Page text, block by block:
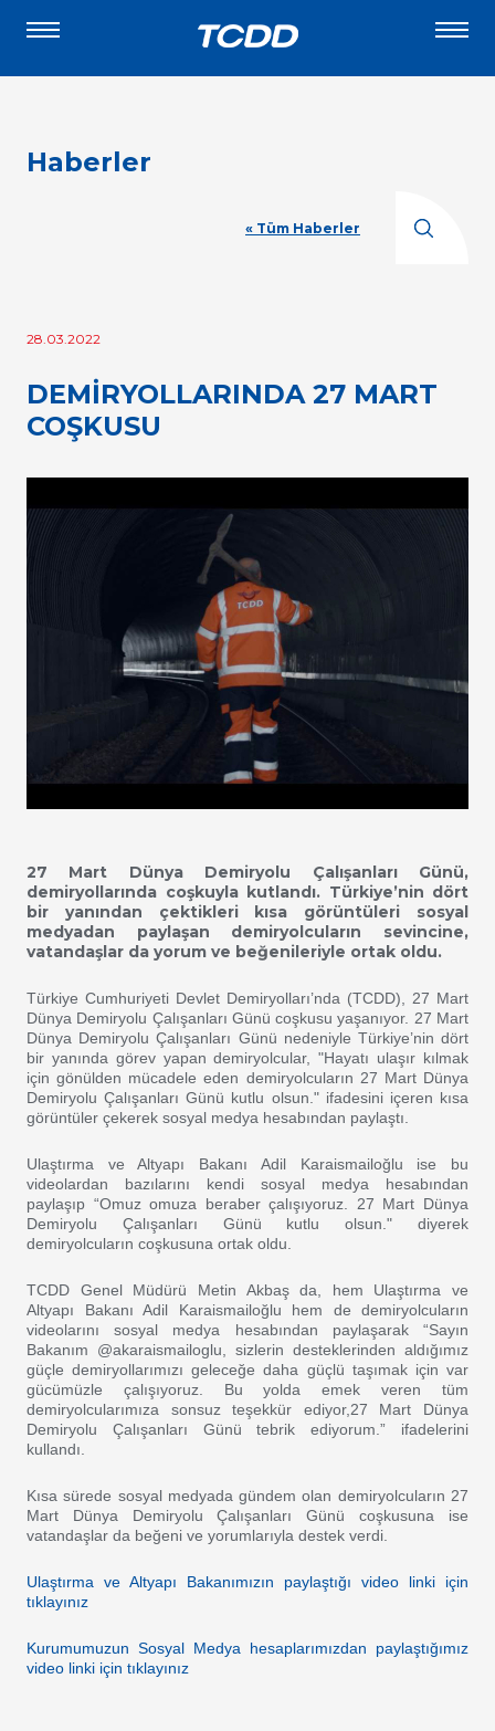
Haberler
« Tüm Haberler
28.03.2022
DEMİRYOLLARINDA 27 MART
COŞKUSU
27 Mart Dünya Demiryolu Çalışanları Günü,
demiryollarında coşkuyla kutlandı. Türkiye’nin dört
bir yanından çektikleri kısa görüntüleri sosyal
medyadan paylaşan demiryolcuların sevincine,
vatandaşlar da yorum ve beğenileriyle ortak oldu.
Türkiye Cumhuriyeti Devlet Demiryolları’nda (TCDD), 27 Mart
Dünya Demiryolu Çalışanları Günü coşkusu yaşanıyor. 27 Mart
Dünya Demiryolu Çalışanları Günü nedeniyle Türkiye’nin dört
bir yanında görev yapan demiryolcular, "Hayatı ulaşır kılmak
için gönülden mücadele eden demiryolcuların 27 Mart Dünya
Demiryolu Çalışanları Günü kutlu olsun." ifadesini içeren kısa
görüntüler çekerek sosyal medya hesabından paylaştı.
Ulaştırma ve Altyapı Bakanı Adil Karaismailoğlu ise bu
videolardan bazılarını kendi sosyal medya hesabından
paylaşıp “Omuz omuza beraber çalışıyoruz. 27 Mart Dünya
Demiryolu Çalışanları Günü kutlu olsun." diyerek
demiryolcuların coşkusuna ortak oldu.
TCDD Genel Müdürü Metin Akbaş da, hem Ulaştırma ve
Altyapı Bakanı Adil Karaismailoğlu hem de demiryolcuların
videolarını sosyal medya hesabından paylaşarak “Sayın
Bakanım @akaraismailoglu, sizlerin desteklerinden aldığımız
güçle demiryollarımızı geleceğe daha güçlü taşımak için var
gücümüzle çalışıyoruz. Bu yolda emek veren tüm
demiryolcularımıza sonsuz teşekkür ediyor,27 Mart Dünya
Demiryolu Çalışanları Günü tebrik ediyorum.” ifadelerini
kullandı.
Kısa sürede sosyal medyada gündem olan demiryolcuların 27
Mart Dünya Demiryolu Çalışanları Günü coşkusuna ise
vatandaşlar da beğeni ve yorumlarıyla destek verdi.
Ulaştırma ve Altyapı Bakanımızın paylaştığı video linki için
tıklayınız
Kurumumuzun Sosyal Medya hesaplarımızdan paylaştığımız
video linki için tıklayınız